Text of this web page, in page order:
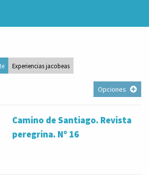
Experiencias jacobeas
Opciones
Camino de Santiago. Revista
peregrina. Nº 16